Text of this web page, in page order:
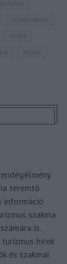
SZAKMAI CIKKEK
UTAZÁS
WIZZAIR
teremtő
információ
szakma
is.
hírek
és szakmai